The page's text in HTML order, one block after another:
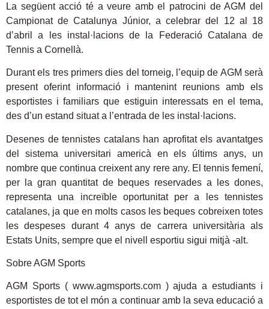
La següent acció té a veure amb el patrocini de AGM del
Campionat de Catalunya Júnior, a celebrar del 12 al 18
d’abril a les instal·lacions de la Federació Catalana de
Tennis a Cornellà.
Durant els tres primers dies del torneig, l’equip de AGM serà
present oferint informació i mantenint reunions amb els
esportistes i familiars que estiguin interessats en el tema,
des d’un estand situat a l’entrada de les instal·lacions.
Desenes de tennistes catalans han aprofitat els avantatges
del sistema universitari americà en els últims anys, un
nombre que continua creixent any rere any. El tennis femení,
per la gran quantitat de beques reservades a les dones,
representa una increïble oportunitat per a les tennistes
catalanes, ja que en molts casos les beques cobreixen totes
les despeses durant 4 anys de carrera universitària als
Estats Units, sempre que el nivell esportiu sigui mitjà -alt.
Sobre AGM Sports
AGM Sports ( www.agmsports.com ) ajuda a estudiants i
esportistes de tot el món a continuar amb la seva educació a